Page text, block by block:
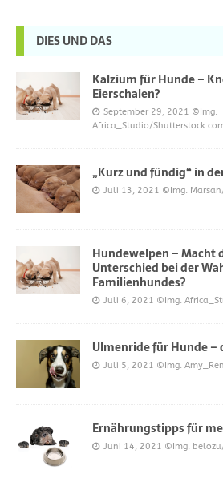
DIES UND DAS
Kalzium für Hunde –
Eierschalen?
September 29, 2021 ©Img.
Africa_Studio/
„Kurz und fündig“ in
Juli 13, 2021 ©Img.
Hundewelpen – Macht
Unterschied bei der
Familienhundes?
Juli 6, 2021 ©Img.
Ulmenride für Hunde –
Juli 5, 2021 ©Img.
Ernährungstipps für
Juni 14, 2021 ©Img.